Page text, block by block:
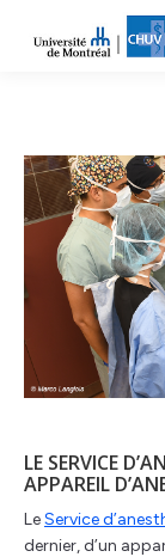
LE SERVICE
APPAREIL
LeService
dernier, d’un